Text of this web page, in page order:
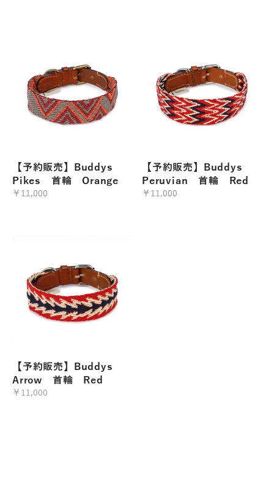
【予約販売】Buddys
Pikes 首輪 Orange
￥11,000
【予約販売】Buddys
Peruvian 首輪 Red
￥11,000
【予約販売】Buddys
Arrow 首輪 Red
￥11,000